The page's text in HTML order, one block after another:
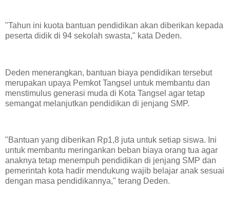
"Tahun ini kuota bantuan pendidikan akan diberikan kepada
peserta didik di 94 sekolah swasta," kata Deden.
Deden menerangkan, bantuan biaya pendidikan tersebut
merupakan upaya Pemkot Tangsel untuk membantu dan
menstimulus generasi muda di Kota Tangsel agar tetap
semangat melanjutkan pendidikan di jenjang SMP.
"Bantuan yang diberikan Rp1,8 juta untuk setiap siswa. Ini
untuk membantu meringankan beban biaya orang tua agar
anaknya tetap menempuh pendidikan di jenjang SMP dan
pemerintah kota hadir mendukung wajib belajar anak sesuai
dengan masa pendidikannya," terang Deden.